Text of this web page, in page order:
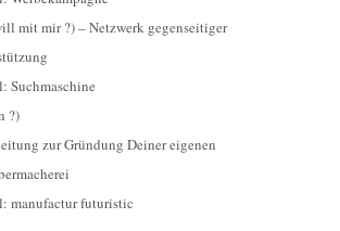
mit mir ?) – Netzwerk gegenseitiger
Suchmaschine
?)
zur Gründung Deiner eigenen
manufactur futuristic